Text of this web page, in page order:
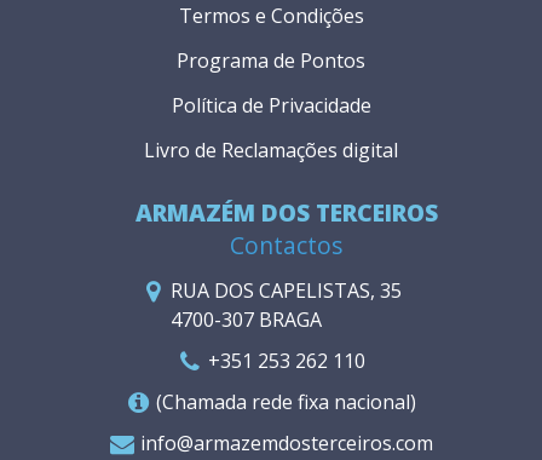
ARMAZÉM DOS TERCEIROS
Contactos
RUA DOS CAPELISTAS, 35
4700-307 BRAGA
+351 253 262 110
(Chamada rede fixa nacional)
info@armazemdosterceiros.com
Termos e Condições
Programa de Pontos
Política de Privacidade
Livro de Reclamações digital